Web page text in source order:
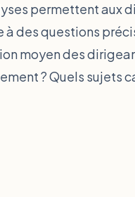
permettent aux
à des questions
moyen des
? Quels sujets